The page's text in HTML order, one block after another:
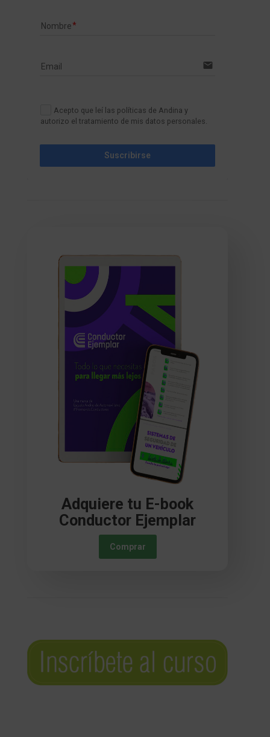
Nombre
Email email
Acepto que leí las políticas de Andina y
autorizo el tratamiento de mis datos personales.
Suscribirse
Adquiere tu E-book
Conductor Ejemplar
Comprar